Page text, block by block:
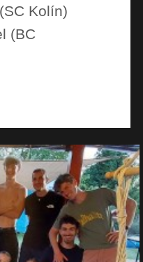
Kolín)
(BC